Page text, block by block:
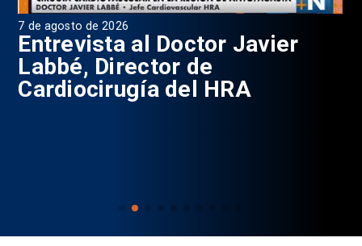
7 de agosto de 2026
Entrevista al Doctor Javier
Labbé, Director de
Cardiocirugía del HRA